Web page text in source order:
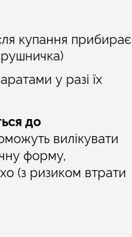
купання
у разі їх
до
вилікувати
форму,
(з ризиком втрати